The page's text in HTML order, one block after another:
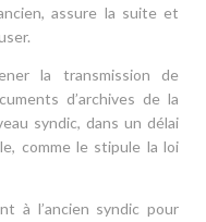
assure la suite et
la transmission de
d’archives de la
syndic, dans un délai
comme le stipule la loi
à l’ancien syndic pour